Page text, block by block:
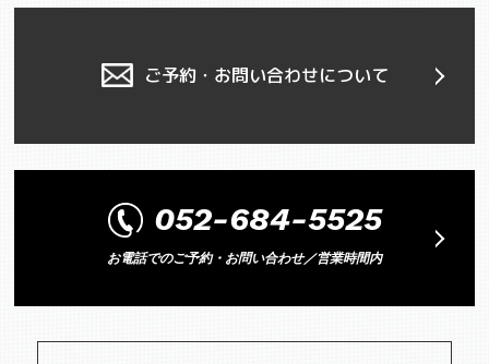
ご予約・お問い合わせについて
052-684-5525
お電話でのご予約・お問い合わせ／営業時間内